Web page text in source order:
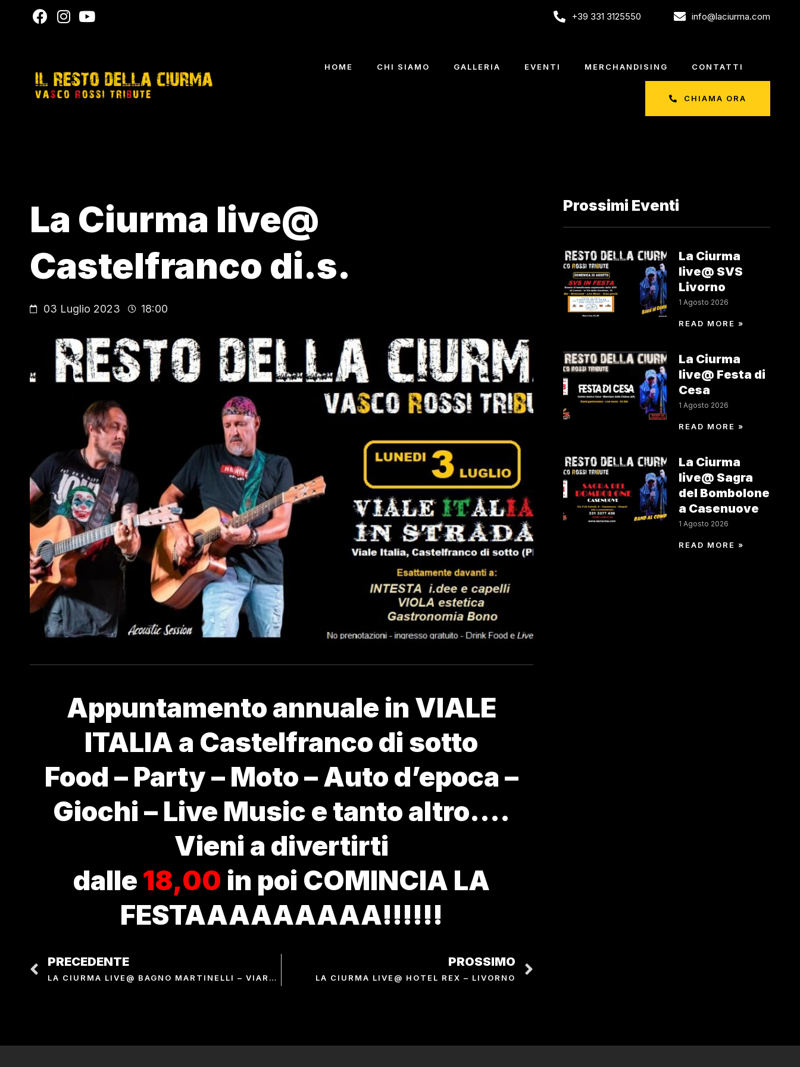
+39 331 3125550 info@laciurma.com
HOME CHI SIAMO GALLERIA EVENTI MERCHANDISING CONTATTI
CHIAMA ORA
La Ciurma live@
Castelfranco di.s.
03 Luglio 2023 18:00
Appuntamento annuale in VIALE
ITALIA a Castelfranco di sotto
Food – Party – Moto – Auto d’epoca –
Giochi – Live Music e tanto altro….
Vieni a divertirti
dalle 18,00 in poi COMINCIA LA
FESTAAAAAAAAA!!!!!!
PRECEDENTE
LA CIURMA LIVE@ BAGNO MARTINELLI – VIAREGGIO
PROSSIMO
LA CIURMA LIVE@ HOTEL REX – LIVORNO
Prossimi Eventi
La Ciurma
live@ SVS
Livorno
1 Agosto 2026
READ MORE »
La Ciurma
live@ Festa di
Cesa
1 Agosto 2026
READ MORE »
La Ciurma
live@ Sagra
del Bombolone
a Casenuove
1 Agosto 2026
READ MORE »